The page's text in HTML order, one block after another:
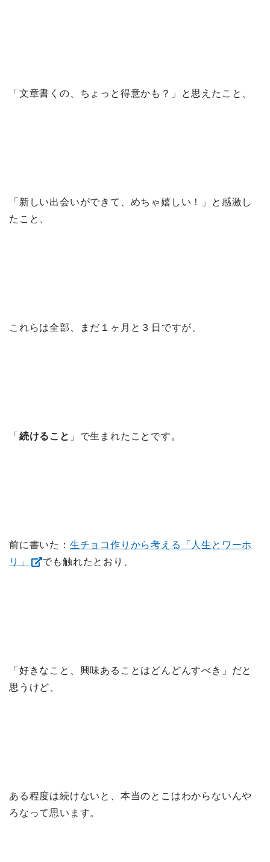
「文章書くの、ちょっと得意かも？」と思えたこと、
「新しい出会いができて、めちゃ嬉しい！」と感激し
たこと、
これらは全部、まだ１ヶ月と３日ですが、
「 続けること 」で生まれたことです。
前に書いた： 生チョコ作りから考える「人生とワーホ
リ」
でも触れたとおり、
「好きなこと、興味あることはどんどんすべき」だと
思うけど、
ある程度は続けないと、本当のとこはわからないんや
ろなって思います。